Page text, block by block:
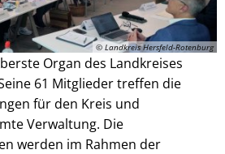
© Landkreis Hersfeld-Rotenburg
Organ des Landkreises
61 Mitglieder treffen die
für den Kreis und
Verwaltung. Die
werden im Rahmen der